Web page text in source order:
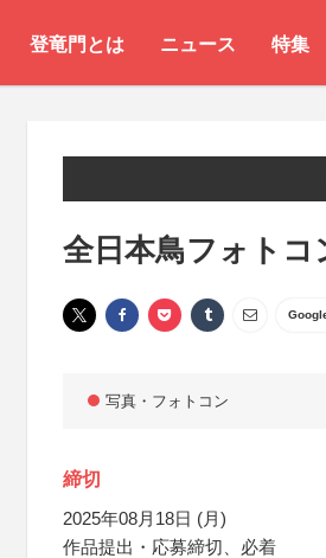
登竜門とは ニュース 特集
全日本鳥フォト
写真・フォトコン
締切
2025年08月18日 (月)
作品提出・応募締切、必着